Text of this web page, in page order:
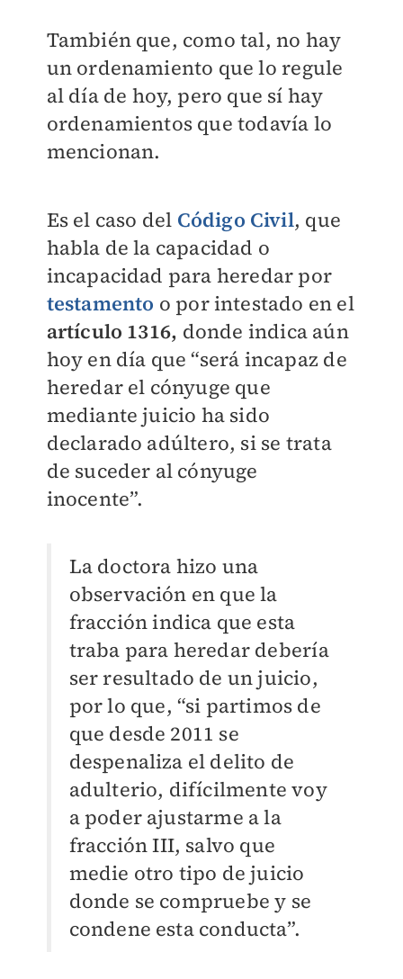
También que, como tal, no hay
un ordenamiento que lo regule
al día de hoy, pero que sí hay
ordenamientos que todavía lo
mencionan.
Es el caso del Código Civil, que
habla de la capacidad o
incapacidad para heredar por
testamento o por intestado en el
artículo 1316, donde indica aún
hoy en día que “será incapaz de
heredar el cónyuge que
mediante juicio ha sido
declarado adúltero, si se trata
de suceder al cónyuge
inocente”.
La doctora hizo una
observación en que la
fracción indica que esta
traba para heredar debería
ser resultado de un juicio,
por lo que, “si partimos de
que desde 2011 se
despenaliza el delito de
adulterio, difícilmente voy
a poder ajustarme a la
fracción III, salvo que
medie otro tipo de juicio
donde se compruebe y se
condene esta conducta”.